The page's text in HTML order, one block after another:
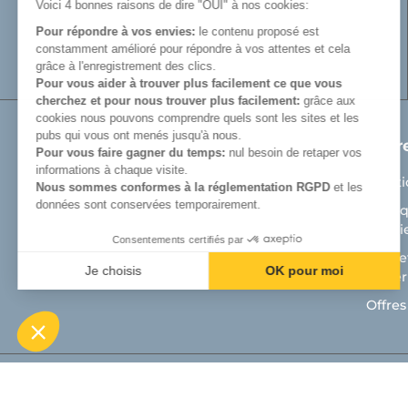
Voici 4 bonnes raisons de dire "OUI" à nos cookies:
Pour répondre à vos envies: le contenu proposé est
constamment amélioré pour répondre à vos attentes et cela
grâce à l'enregistrement des clics.
Pour vous aider à trouver plus facilement ce que vous
cherchez et pour nous trouver plus facilement: grâce aux
cookies nous pouvons comprendre quels sont les sites et les
pubs qui vous ont menés jusqu'à nous.
Pour vous faire gagner du temps: nul besoin de retaper vos
informations à chaque visite.
Nous sommes conformes à la réglementation RGPDet les
données sont conservées temporairement.
Consentements certifiés par
Je choisis
OK pour moi
Plateforme de Gestion du Consentement : Personnalisez vos
Notre plateforme vous permet d'adapter et de gérer vos
également
troupeau ne
l’élevage en
En tant
en fonction
Le
innovant et de qualité. Vous trouverez tout
le nécessaire pour équiper votre bâtiment
d’élevage.
Produits
Matériel de prairie
Auges
Aménagement bâtiment d'élevage bovin
Aménagement bâtiment veaux